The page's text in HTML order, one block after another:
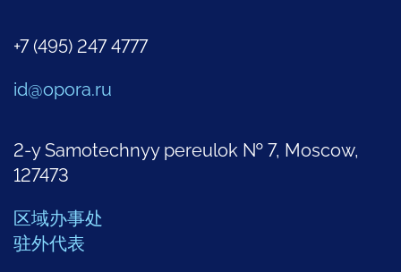
+7 (495) 247 4777
id@opora.ru
2-y Samotechnyy pereulok № 7, Moscow,
127473
区域办事处
驻外代表